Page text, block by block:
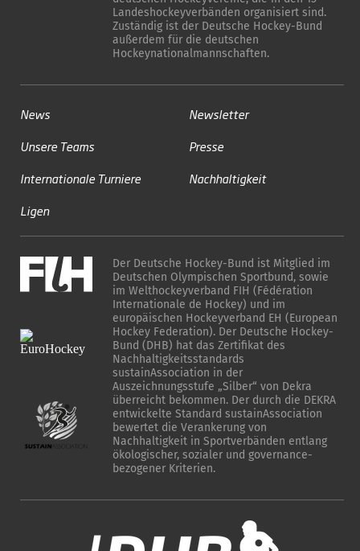
Landeshockeyverbänden organisiert sind.
Zuständig ist der Deutsche Hockey-Bund
außerdem für die deutschen
Hockeynationalmannschaften.
News
Unsere Teams
Internationale Turniere
Ligen
Newsletter
Presse
Nachhaltigkeit
Der Deutsche Hockey-Bund ist Mitglied im
Deutschen Olympischen Sportbund, sowie
im Welthockeyverband FIH (Fédération
Internationale de Hockey) und im
europäischen Hockeyverband EH (European
Hockey Federation). Der Deutsche Hockey-
Bund (DHB) hat das Zertifikat des
Nachhaltigkeitsstandards
sustainAssociation in der
Auszeichnungsstufe „Silber“ von Dekra
überreicht bekommen. Der durch die DEKRA
entwickelte Standard sustainAssociation
bewertet die Verankerung von
Nachhaltigkeit in Sportverbänden entlang
ökologischer, sozialer und governance-
bezogener Kriterien.